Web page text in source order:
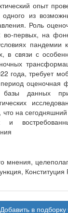
опыт
одного из
Роль
во-первых, на
пандемии
в связи с
года, требует
оценочная
базы данных
что на
и
мнения,
Конституция
Добавить в подборку